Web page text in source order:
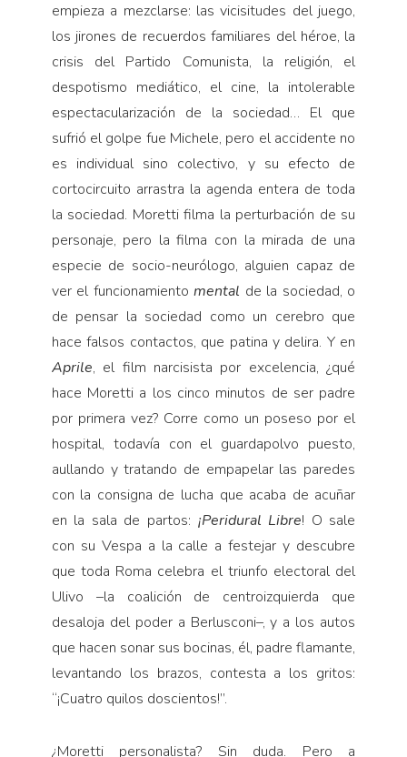
empieza a mezclarse: las vicisitudes del juego,
los jirones de recuerdos familiares del héroe, la
crisis del Partido Comunista, la religión, el
despotismo mediático, el cine, la intolerable
espectacularización de la sociedad… El que
sufrió el golpe fue Michele, pero el accidente no
es individual sino colectivo, y su efecto de
cortocircuito arrastra la agenda entera de toda
la sociedad. Moretti filma la perturbación de su
personaje, pero la filma con la mirada de una
especie de socio-neurólogo, alguien capaz de
ver el funcionamientomental de la sociedad, o
de pensar la sociedad como un cerebro que
hace falsos contactos, que patina y delira. Y en
Aprile, el film narcisista por excelencia, ¿qué
hace Moretti a los cinco minutos de ser padre
por primera vez? Corre como un poseso por el
hospital, todavía con el guardapolvo puesto,
aullando y tratando de empapelar las paredes
con la consigna de lucha que acaba de acuñar
en la sala de partos: ¡Peridural Libre! O sale
con su Vespa a la calle a festejar y descubre
que toda Roma celebra el triunfo electoral del
Ulivo –la coalición de centroizquierda que
desaloja del poder a Berlusconi–, y a los autos
que hacen sonar sus bocinas, él, padre flamante,
levantando los brazos, contesta a los gritos:
“¡Cuatro quilos doscientos!”.
¿Moretti personalista? Sin duda. Pero a